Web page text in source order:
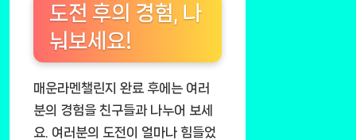
도전 후의 경험, 나
눠보세요!
매운라멘챌린지 완료 후에는 여러
분의 경험을 친구들과 나누어 보세
요. 여러분의 도전이 얼마나 힘들었